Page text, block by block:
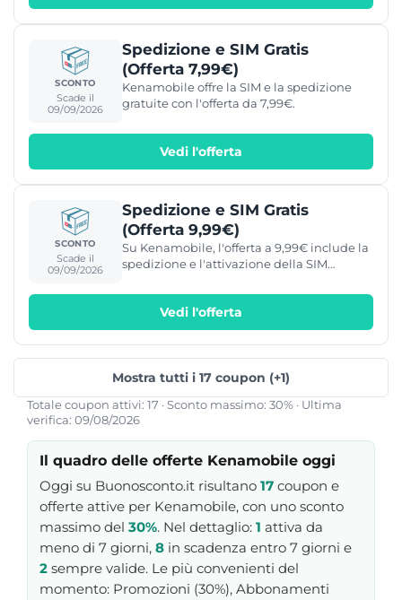
Totale coupon attivi: 17 · Sconto massimo: 30% · Ultima
verifica: 09/08/2026
Il quadro delle offerte Kenamobile oggi
Oggi su Buonosconto.it risultano 17 coupon e
offerte attive per Kenamobile, con uno sconto
massimo del 30%. Nel dettaglio: 1 attiva da
meno di 7 giorni, 8 in scadenza entro 7 giorni e
2 sempre valide. Le più convenienti del
momento: Promozioni (30%), Abbonamenti
SCONTO
Scade il
09/09/2026
Spedizione e SIM Gratis
(Offerta 7,99€)
Kenamobile offre la SIM e la spedizione
gratuite con l'offerta da 7,99€.
Vedi l'offerta
SCONTO
Scade il
09/09/2026
Spedizione e SIM Gratis
(Offerta 9,99€)
Su Kenamobile, l'offerta a 9,99€ include la
spedizione e l'attivazione della SIM
Vedi l'offerta
Mostra tutti i 17 coupon (+1)